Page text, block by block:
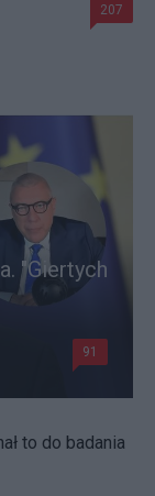
207
"Giertych
91
to do badania